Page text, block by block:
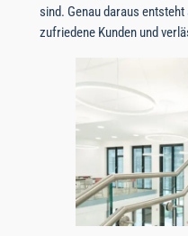
sind. Genau daraus
zufriedene Kunden und